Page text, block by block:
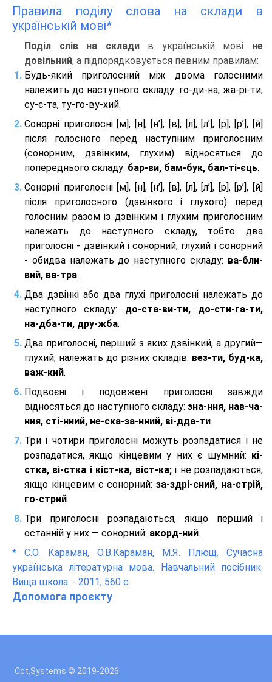
Правила поділу слова на склади в
українській мові*
Поділ слів на складив українській мові не
довільний, а підпорядковується певним правилам:
Будь-який приголосний між двома голосними
належить до наступного складу: го-ди-на, жа-рі-ти,
су-є-та, ту-го-ву-хий.
Сонорні приголосні [м], [н], [н’], [в], [л], [л’], [р], [р’], [й]
після голосного перед наступним приголосним
(сонорним, дзвінким, глухим) відносяться до
попереднього складу: бар-ви, бам-бук, бал-ті-єць.
Сонорні приголосні [м], [н], [н’], [в], [л], [л’], [р], [р’], [й]
після приголосного (дзвінкого і глухого) перед
голосним разом із дзвінким і глухим приголосним
належать до наступного складу, тобто два
приголосні - дзвінкий і сонорний, глухий і сонорний
- обидва належать до наступного складу: ва-бли-
вий, ва-тра.
Два дзвінкі або два глухі приголосні належать до
наступного складу: до-ста-ви-ти, до-сти-га-ти,
на-дба-ти, дру-жба.
Два приголосні, перший з яких дзвінкий, а другий—
глухий, належать до різних складів: вез-ти, буд-ка,
важ-кий.
Подвоєні і подовжені приголосні завжди
відносяться до наступного складу: зна-ння, нав-ча-
ння, сті-нний, не-ска-за-нний, ві-дда-ти.
Три і чотири приголосні можуть розпадатися і не
розпадатися, якщо кінцевим у них є шумний: кі-
стка, ві-стка і кіст-ка, віст-ка;і не розпадаються,
якщо кінцевим є сонорний: за-здрі-сний, на-стрій,
го-стрий.
Три приголосні розпадаються, якщо перший і
останній у них — сонорний: акорд-ний.
* С.О. Караман, О.В.Караман, М.Я. Плющ. Сучасна
українська літературна мова. Навчальний посібник.
Вища школа. - 2011, 560 с.
Допомога проєкту
Cct.Systems © 2019-2026